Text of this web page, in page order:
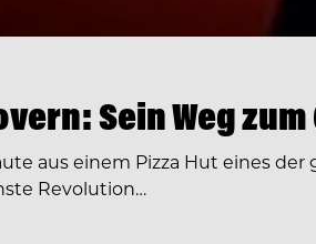
Sein Weg
aus einem Pizza Hut eines
Revolution…